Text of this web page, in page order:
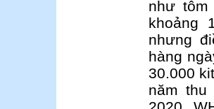
như
khoảng
nhưng
hàng
30.000
năm